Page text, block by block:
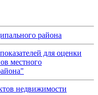
района
для оценки
местного
недвижимости